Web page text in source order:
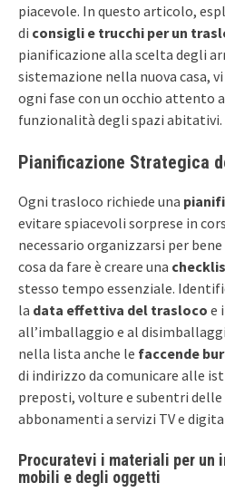
piacevole. In questo articolo,
di consigli e trucchi per un
pianificazione alla scelta degli
sistemazione nella nuova casa,
ogni fase con un occhio attento
funzionalità degli spazi abitativi.
Pianificazione Strategica
Ogni trasloco richiede una
evitare spiacevoli sorprese in
necessario organizzarsi per
cosa da fare è creare una
stesso tempo essenziale.
la data effettiva del trasloco e
all’imballaggio e al
nella lista anche le faccende
di indirizzo da comunicare alle
preposti, volture e subentri
abbonamenti a servizi TV e
Procuratevi i materiali per un
mobili e degli oggetti